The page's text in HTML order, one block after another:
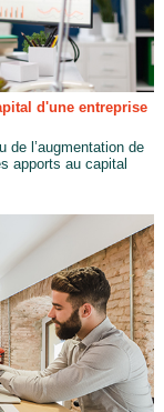
d'une entreprise
de l’augmentation de
apports au capital